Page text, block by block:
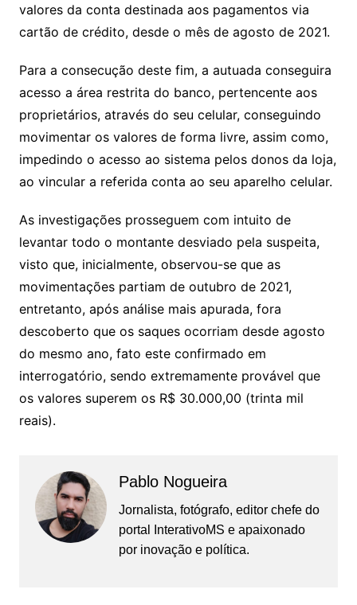
valores da conta destinada aos pagamentos via
cartão de crédito, desde o mês de agosto de 2021.
Para a consecução deste fim, a autuada conseguira
acesso a área restrita do banco, pertencente aos
proprietários, através do seu celular, conseguindo
movimentar os valores de forma livre, assim como,
impedindo o acesso ao sistema pelos donos da loja,
ao vincular a referida conta ao seu aparelho celular.
As investigações prosseguem com intuito de
levantar todo o montante desviado pela suspeita,
visto que, inicialmente, observou-se que as
movimentações partiam de outubro de 2021,
entretanto, após análise mais apurada, fora
descoberto que os saques ocorriam desde agosto
do mesmo ano, fato este confirmado em
interrogatório, sendo extremamente provável que
os valores superem os R$ 30.000,00 (trinta mil
reais).
Pablo Nogueira
Jornalista, fotógrafo, editor chefe do
portal InterativoMS e apaixonado
por inovação e política.